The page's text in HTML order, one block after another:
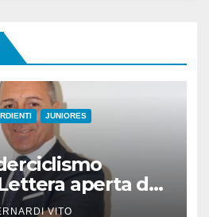
JUNIORES
aperta del
Dagnoni
VITO